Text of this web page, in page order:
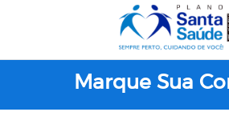
Marque Sua